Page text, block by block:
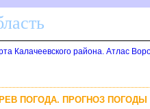
Калачеевского района. Атлас
ПОГОДА. ПРОГНОЗ